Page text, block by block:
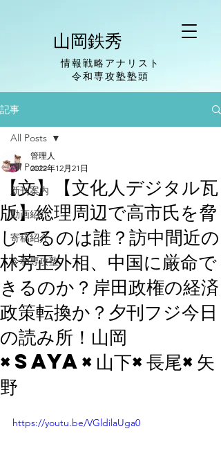
山岡鉄秀
情報戦略アナリスト
​令和専攻塾塾頭
記事
All Posts
新刊案内
動画紹介
寄稿紹介
令和専攻塾
All Posts
【文】【文化人デジタル瓦
版】総理周辺で高市氏を脅
してるのは誰？訪中間近の
林芳正外相、中国に厳命で
きるのか？岸田政権の経済
政策転換か？夕刊フジ今日
の読み所！山岡
×saya×山下×長尾×矢
野
管理人
2022年12月21日
https://youtu.be/VGldilaUga0